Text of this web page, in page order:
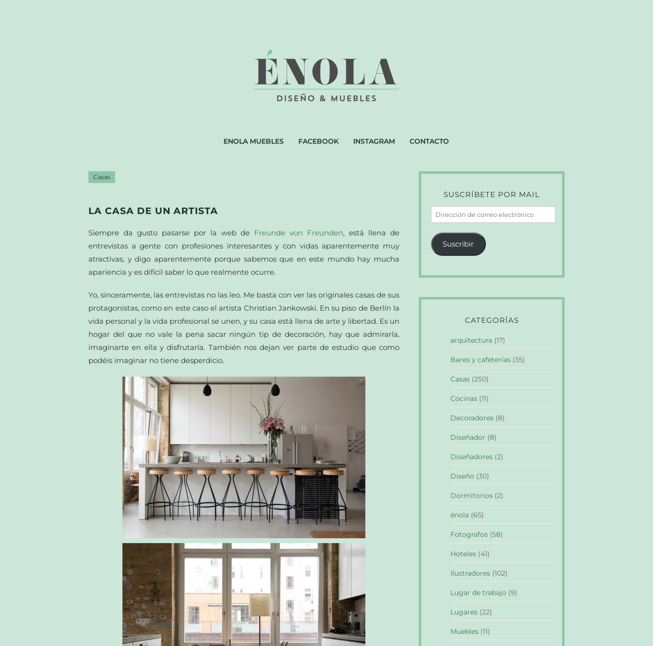
ENOLA MUEBLES FACEBOOK INSTAGRAM CONTACTO
Casas
LA CASA DE UN ARTISTA
Siempre da gusto pasarse por la web de Freunde von Freunden, está llena de
entrevistas a gente con profesiones interesantes y con vidas aparentemente muy
atractivas, y digo aparentemente porque sabemos que en este mundo hay mucha
apariencia y es difícil saber lo que realmente ocurre.
Yo, sinceramente, las entrevistas no las leo. Me basta con ver las originales casas de sus
protagonistas, como en este caso el artista Christian Jankowski. En su piso de Berlín la
vida personal y la vida profesional se unen, y su casa está llena de arte y libertad. Es un
hogar del que no vale la pena sacar ningún tip de decoración, hay que admirarla,
imaginarte en ella y disfrutarla. También nos dejan ver parte de estudio que como
podéis imaginar no tiene desperdicio.
SUSCRÍBETE POR MAIL
Dirección
de
correo
electrónico
Suscribir
CATEGORÍAS
arquitectura (17)
Bares y cafeterías (35)
Casas (250)
Cocinas (11)
Decoradores (8)
Diseñador (8)
Diseñadores (2)
Diseño (30)
Dormitorios (2)
énola (65)
Fotografos (58)
Hoteles (41)
Ilustradores (102)
Lugar de trabajo (9)
Lugares (22)
Muebles (11)